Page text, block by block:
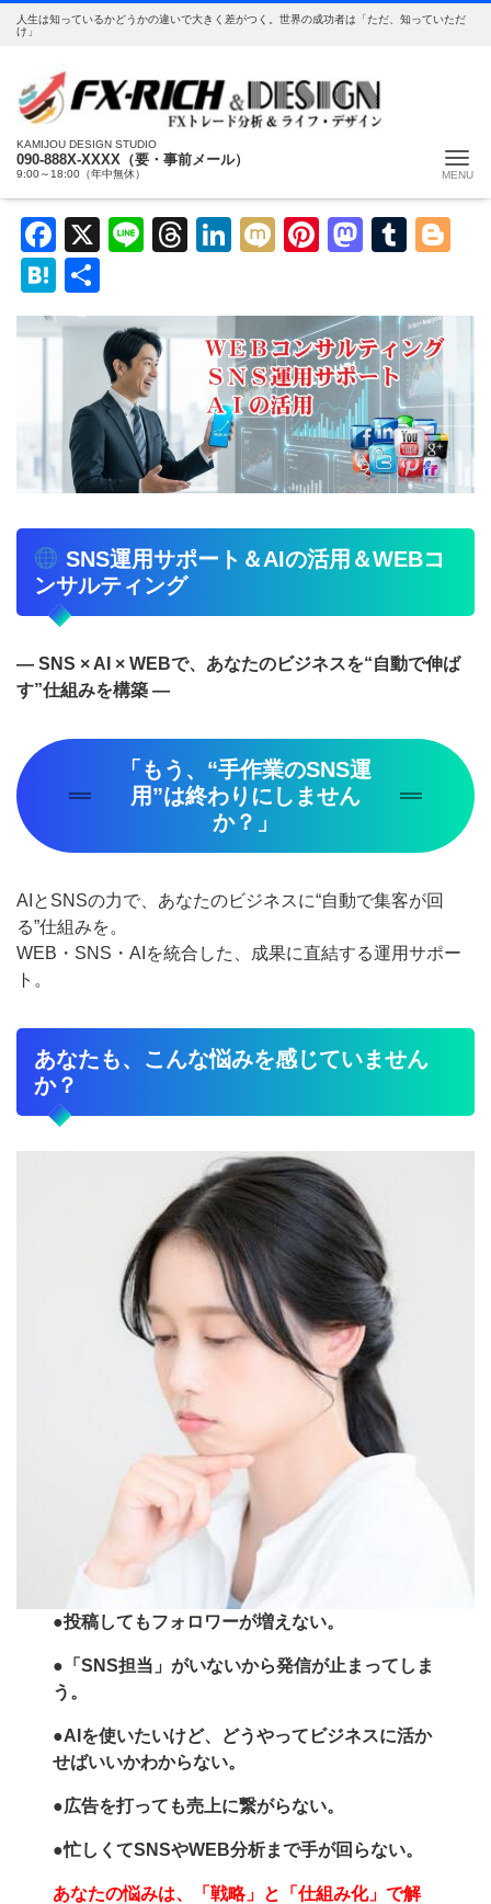
人生は知っているかどうかの違いで大きく差がつく。世界の成功者は「ただ、知っていただ
け」
KAMIJOU DESIGN STUDIO
090-888X-XXXX（要・事前メール）
9:00～18:00（年中無休）
Facebook
X LineThreads
LinkedIn
MixiPinterest
Hatena
有
SNS運用サポート＆AIの活用＆WEBコ
ンサルティング
― SNS × AI × WEBで、あなたのビジネスを“自動で伸ば
す”仕組みを構築 ―
「もう、“手作業のSNS運
用”は終わりにしません
か？」
AIとSNSの力で、あなたのビジネスに“自動で集客が回
る”仕組みを。
WEB・SNS・AIを統合した、成果に直結する運用サポー
ト。
あなたも、こんな悩みを感じていません
か？
●投稿してもフォロワーが増えない。
●「SNS担当」がいないから発信が止まってしま
う。
●AIを使いたいけど、どうやってビジネスに活か
せばいいかわからない。
●広告を打っても売上に繋がらない。
●忙しくてSNSやWEB分析まで手が回らない。
あなたの悩みは、「戦略」と「仕組み化」で解